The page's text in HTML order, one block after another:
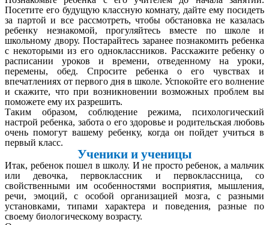
Посетите его будущую классную комнату, дайте ему посидеть
за партой и все рассмотреть, чтобы обстановка не казалась
ребенку незнакомой, прогуляйтесь вместе по школе и
школьному двору. Постарайтесь заранее познакомить ребенка
с некоторыми из его одноклассников. Расскажите ребенку о
расписании уроков и времени, отведенному на уроки,
перемены, обед. Спросите ребенка о его чувствах и
впечатлениях от первого дня в школе. Успокойте его волнение
и скажите, что при возникновении возможных проблем вы
поможете ему их разрешить.
Таким образом, соблюдение режима, психологический
настрой ребенка, забота о его здоровье и родительская любовь
очень помогут вашему ребенку, когда он пойдет учиться в
первый класс.
Ученики и ученицы
Итак, ребенок пошел в школу. И не просто ребенок, а мальчик
или девочка, первоклассник и первоклассница, со
свойственными им особенностями восприятия, мышления,
речи, эмоций, с особой организацией мозга, с разными
установками, типами характера и поведения, разные по
своему биологическому возрасту.